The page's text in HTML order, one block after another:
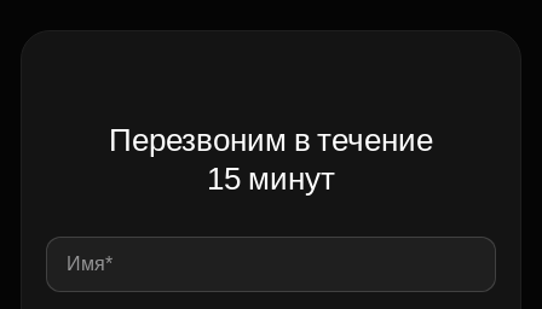
Перезвоним в течение
15 минут